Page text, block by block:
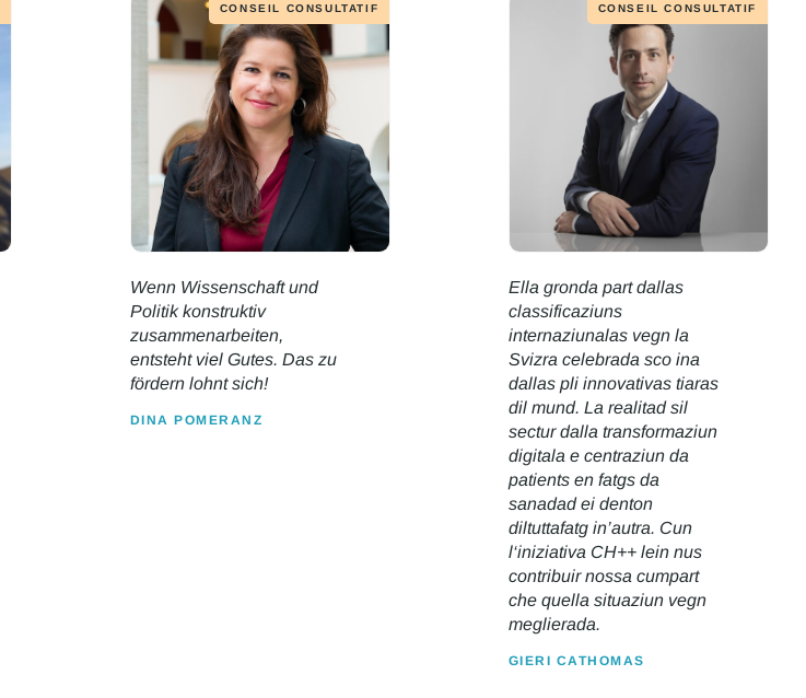
CONSEIL CONSULTATIF
Wenn Wissenschaft und
Politik konstruktiv
zusammenarbeiten,
entsteht viel Gutes. Das zu
fördern lohnt sich!
DINA POMERANZ
CONSEIL CONSULTATIF
Ella gronda part dallas
classificaziuns
internaziunalas vegn la
Svizra celebrada sco ina
dallas pli innovativas tiaras
dil mund. La realitad sil
sectur dalla transformaziun
digitala e centraziun da
patients en fatgs da
sanadad ei denton
diltuttafatg in’autra. Cun
l‘iniziativa CH++ lein nus
contribuir nossa cumpart
che quella situaziun vegn
meglierada.
GIERI CATHOMAS